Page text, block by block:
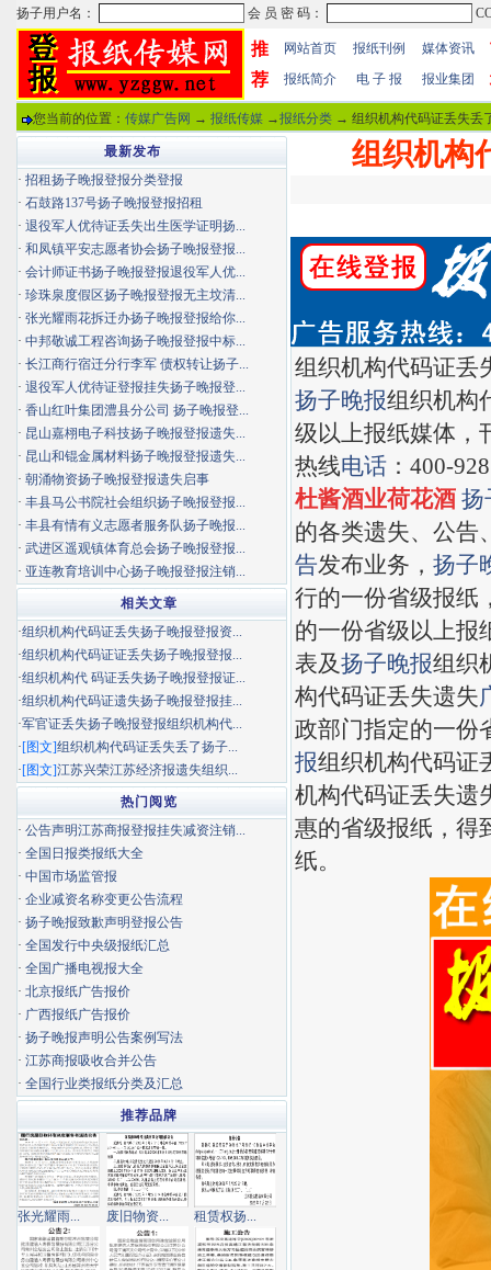
推
荐
网站首页 报纸刊例 媒体资讯
报纸简介 电 子 报 报业集团
您当前的位置： 传媒广告网 → 报纸传媒 →报纸分类 → 组织机构代码证丢失丢
组织机构
组织机构代码证丢
扬子晚报组织机构
级以上报纸媒体，
热线电话 ：400-
杜酱酒业荷花酒 扬
的各类遗失、公告
告发布业务， 扬子
行的一份省级报纸
的一份省级以上报
表及扬子晚报组织
构代码证丢失遗失
政部门指定的一份
报组织机构代码证
机构代码证丢失遗
惠的省级报纸，得
纸。
最新发布
· 招租扬子晚报登报分类登报
· 石鼓路137号扬子晚报登报招租
· 退役军人优待证丢失出生医学证明扬...
· 和凤镇平安志愿者协会扬子晚报登报...
· 会计师证书扬子晚报登报退役军人优...
· 珍珠泉度假区扬子晚报登报无主坟清...
· 张光耀雨花拆迁办扬子晚报登报给你...
· 中邦敬诚工程咨询扬子晚报登报中标...
· 长江商行宿迁分行李军 债权转让扬子...
· 退役军人优待证登报挂失扬子晚报登...
· 香山红叶集团澧县分公司 扬子晚报登...
· 昆山嘉栩电子科技扬子晚报登报遗失...
· 昆山和锟金属材料扬子晚报登报遗失...
· 朝涌物资扬子晚报登报遗失启事
· 丰县马公书院社会组织扬子晚报登报...
· 丰县有情有义志愿者服务队扬子晚报...
· 武进区遥观镇体育总会扬子晚报登报...
· 亚连教育培训中心扬子晚报登报注销...
相关文章
·组织机构代码证丢失扬子晚报登报资...
·组织机构代码证证丢失扬子晚报登报...
·组织机构代 码证丢失扬子晚报登报证...
·组织机构代码证遗失扬子晚报登报挂...
·军官证丢失扬子晚报登报组织机构代...
·[图文]组织机构代码证丢失丢了扬子...
·[图文]江苏兴荣江苏经济报遗失组织...
热门阅览
· 公告声明江苏商报登报挂失减资注销...
· 全国日报类报纸大全
· 中国市场监管报
· 企业减资名称变更公告流程
· 扬子晚报致歉声明登报公告
· 全国发行中央级报纸汇总
· 全国广播电视报大全
· 北京报纸广告报价
· 广西报纸广告报价
· 扬子晚报声明公告案例写法
· 江苏商报吸收合并公告
· 全国行业类报纸分类及汇总
推荐品牌
张光耀雨... 废旧物资... 租赁权扬...